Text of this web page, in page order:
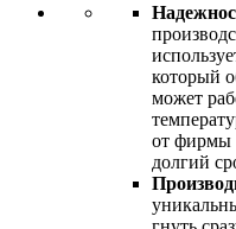
который
может
от фирмы
долгий